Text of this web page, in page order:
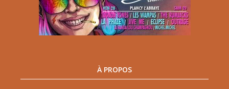
À PROPOS